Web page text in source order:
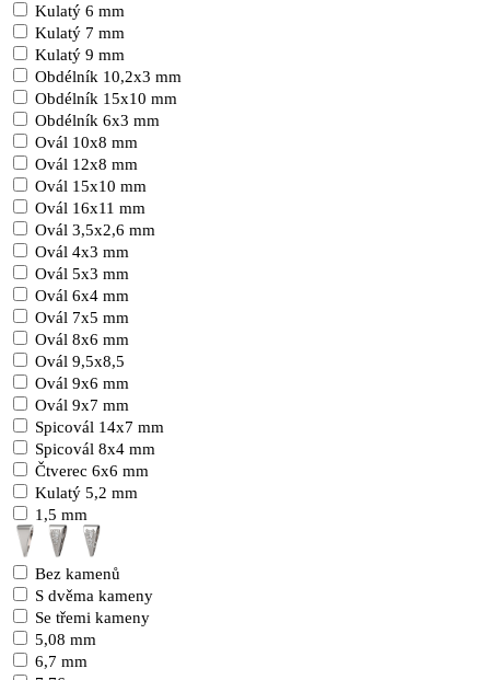
Kulatý 6 mm
Kulatý 7 mm
Kulatý 9 mm
Obdélník 10,2x3 mm
Obdélník 15x10 mm
Obdélník 6x3 mm
Ovál 10x8 mm
Ovál 12x8 mm
Ovál 15x10 mm
Ovál 16x11 mm
Ovál 3,5x2,6 mm
Ovál 4x3 mm
Ovál 5x3 mm
Ovál 6x4 mm
Ovál 7x5 mm
Ovál 8x6 mm
Ovál 9,5x8,5
Ovál 9x6 mm
Ovál 9x7 mm
Spicovál 14x7 mm
Spicovál 8x4 mm
Čtverec 6x6 mm
Kulatý 5,2 mm
1,5 mm
Bez kamenů
S dvěma kameny
Se třemi kameny
5,08 mm
6,7 mm